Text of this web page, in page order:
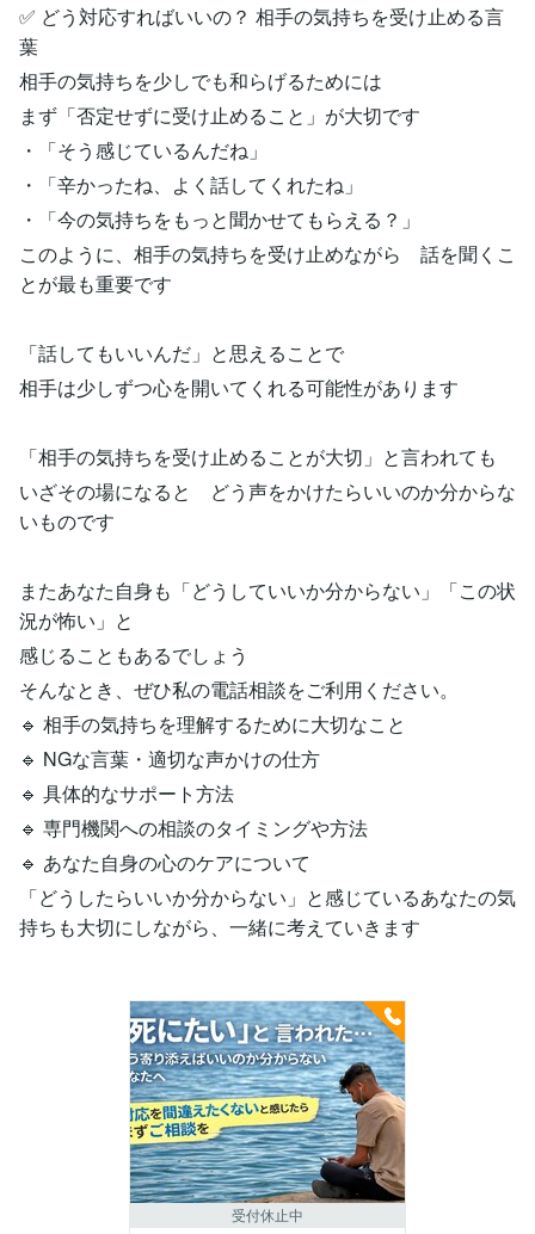
✅ どう対応すればいいの？ 相手の気持ちを受け止める言
葉
相手の気持ちを少しでも和らげるためには
まず「否定せずに受け止めること」が大切です
・「そう感じているんだね」
・「辛かったね、よく話してくれたね」
・「今の気持ちをもっと聞かせてもらえる？」
このように、相手の気持ちを受け止めながら 話を聞くこ
とが最も重要です
「話してもいいんだ」と思えることで
相手は少しずつ心を開いてくれる可能性があります
「相手の気持ちを受け止めることが大切」と言われても
いざその場になると どう声をかけたらいいのか分からな
いものです
またあなた自身も「どうしていいか分からない」「この状
況が怖い」と
感じることもあるでしょう
そんなとき、ぜひ私の電話相談をご利用ください。
🔹 相手の気持ちを理解するために大切なこと
🔹 NGな言葉・適切な声かけの仕方
🔹 具体的なサポート方法
🔹 専門機関への相談のタイミングや方法
🔹 あなた自身の心のケアについて
「どうしたらいいか分からない」と感じているあなたの気
持ちも大切にしながら、一緒に考えていきます
受付休止中